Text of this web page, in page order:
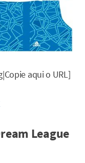
aqui o URL]
League